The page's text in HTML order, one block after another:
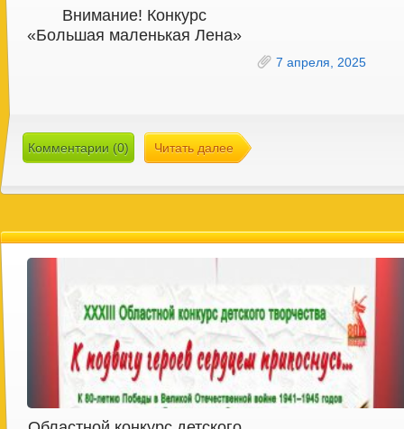
Внимание! Конкурс
«Большая маленькая Лена»
7 апреля, 2025
Комментарии (0) Читать далее